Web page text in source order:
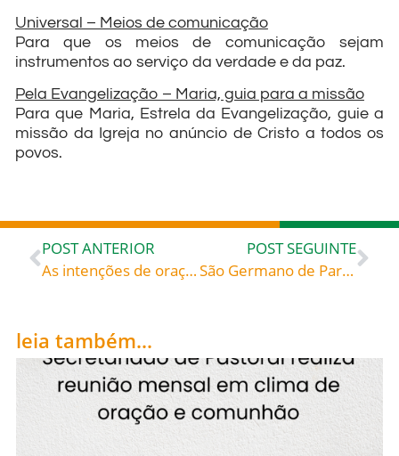
Universal – Meios de comunicação
Para que os meios de comunicação sejam
instrumentos ao serviço da verdade e da paz.
Pela Evangelização – Maria, guia para a missão
Para que Maria, Estrela da Evangelização, guie a
missão da Igreja no anúncio de Cristo a todos os
povos.
POST ANTERIOR
As intenções de oração do Santo Padre para junho
POST SEGUINTE
São Germano de Paris, celebrado hoje, 28, roga por todos nós!
leia também...